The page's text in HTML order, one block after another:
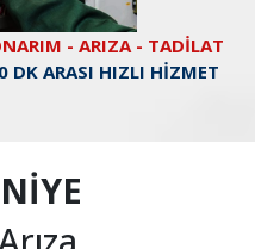
- ARIZA - TADİLAT
DK ARASI HIZLI HİZMET